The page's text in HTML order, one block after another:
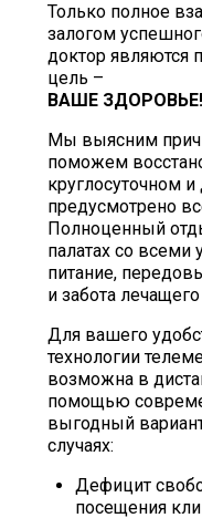
Только полное
залогом
доктор являются
цель –
ВАШЕ ЗДОРОВЬЕ!
Мы выясним
поможем
круглосуточном
предусмотрено
Полноценный
палатах со всеми
питание,
и забота
Для вашего
технологии
возможна в
помощью
выгодный
случаях:
Дефицит
посещения